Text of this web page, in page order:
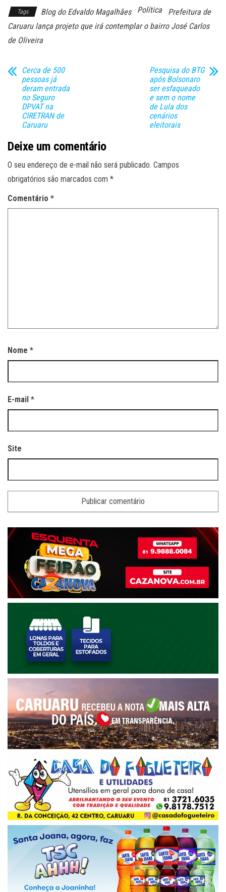
Tags Blog do Edvaldo Magalhães Política
Prefeitura de
Caruaru lança projeto que irá contemplar o bairro José Carlos
de Oliveira
Cerca de 500
pessoas já
deram entrada
no Seguro
DPVAT na
CIRETRAN de
Caruaru
Pesquisa do BTG
após Bolsonaro
ser esfaqueado
e sem o nome
de Lula dos
cenários
eleitorais
Deixe um comentário
O seu endereço de e-mail não será publicado. Campos
obrigatórios são marcados com *
Comentário *
Nome *
E-mail *
Site